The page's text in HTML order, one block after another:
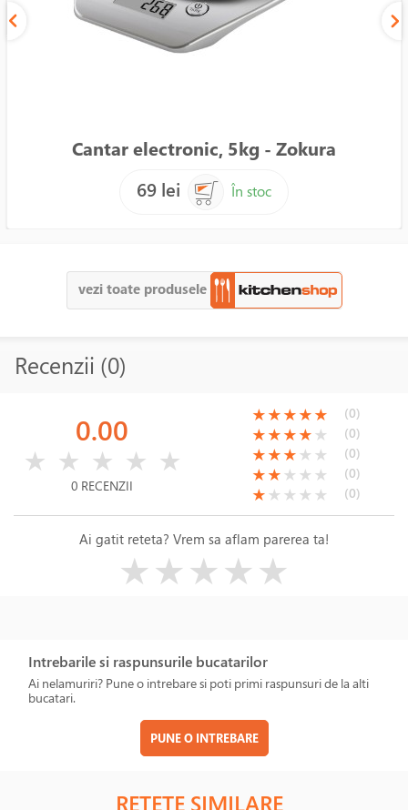
Cantar electronic, 5kg - Zokura
69 lei
În stoc
vezi toate produsele
Recenzii (0)
0.00
★ ★ ★ ★ ★
0 RECENZII
(*)
★(*)
★(*)
★(*)
★(*)
★ (0)
(*)
★(*)
★(*)
★(*)
★( )
★ (0)
(*)
★(*)
★(*)
★( )
★ ( )
★ (0)
(*)
★(*)
★( )
★ ( )
★ ( )
★ (0)
(*)
★( )
★ ( )
★ ( )
★ ( )
★ (0)
Ai gatit reteta? Vrem sa aflam parerea ta!
★★★★★
Intrebarile si raspunsurile bucatarilor
Ai nelamuriri? Pune o intrebare si poti primi raspunsuri de la alti
bucatari.
PUNE O INTREBARE
RETETE SIMILARE